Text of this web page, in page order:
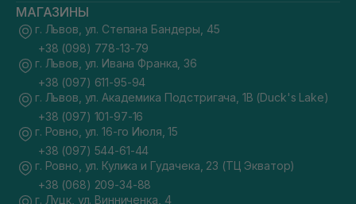
МАГАЗИНЫ
г. Львов, ул. Степана Бандеры, 45
+38 (098) 778-13-79
г. Львов, ул. Ивана Франка, 36
+38 (097) 611-95-94
г. Львов, ул. Академика Подстригача, 1В (Duck's Lake)
+38 (097) 101-97-16
г. Ровно, ул. 16-го Июля, 15
+38 (097) 544-61-44
г. Ровно, ул. Кулика и Гудачека, 23 (ТЦ Экватор)
+38 (068) 209-34-88
г. Луцк, ул. Винниченка, 4